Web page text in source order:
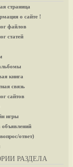
страница
о сайте !
файлов
статей
книга
связь
сайтов
игры
объявлений
ответ)
РАЗДЕЛА